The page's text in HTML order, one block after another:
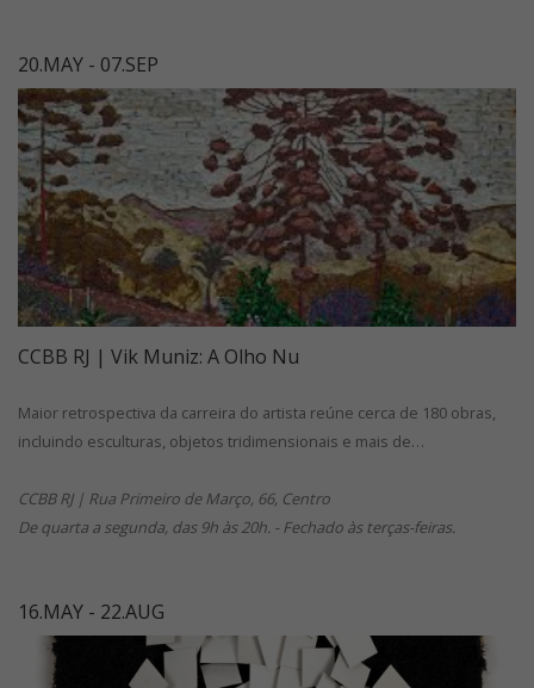
20.MAY - 07.SEP
CCBB RJ | Vik Muniz: A Olho Nu
Maior retrospectiva da carreira do artista reúne cerca de 180 obras,
incluindo esculturas, objetos tridimensionais e mais de…
CCBB RJ | Rua Primeiro de Março, 66, Centro
De quarta a segunda, das 9h às 20h. - Fechado às terças-feiras.
16.MAY - 22.AUG